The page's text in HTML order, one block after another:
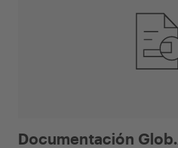
Documentación